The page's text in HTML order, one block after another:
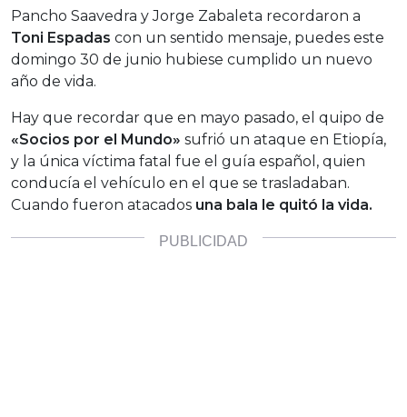
Pancho Saavedra y Jorge Zabaleta recordaron a
Toni Espadas con un sentido mensaje, puedes este
domingo 30 de junio hubiese cumplido un nuevo
año de vida.
Hay que recordar que en mayo pasado, el quipo de
«Socios por el Mundo» sufrió un ataque en Etiopía,
y la única víctima fatal fue el guía español, quien
conducía el vehículo en el que se trasladaban.
Cuando fueron atacados una bala le quitó la vida.